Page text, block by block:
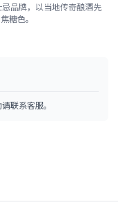
品牌，以当地传奇酿酒先
糖色。
联系客服。